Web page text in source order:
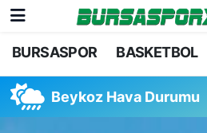
BURSASPOR BASKETBOL
Beykoz Hava Durumu
Bursaspor
Futbol
Bursa Nöbetçi Eczaneler
Bursa Hava Durumu